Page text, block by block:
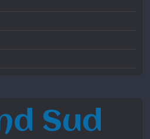
Sud